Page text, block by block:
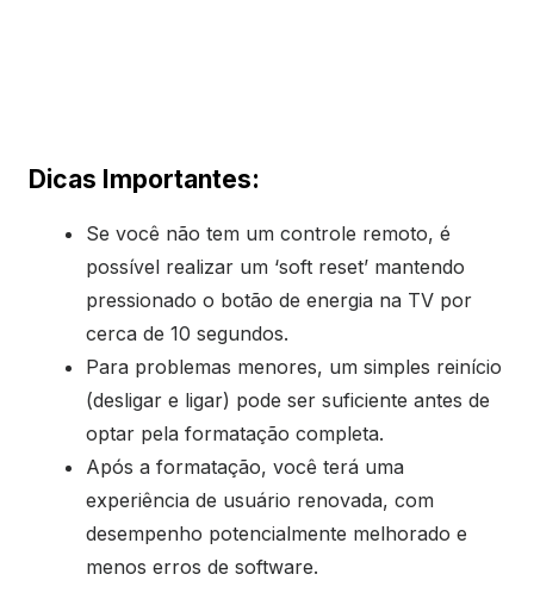
Dicas Importantes:
Se você não tem um controle remoto, é
possível realizar um ‘soft reset’ mantendo
pressionado o botão de energia na TV por
cerca de 10 segundos.
Para problemas menores, um simples reinício
(desligar e ligar) pode ser suficiente antes de
optar pela formatação completa.
Após a formatação, você terá uma
experiência de usuário renovada, com
desempenho potencialmente melhorado e
menos erros de software.